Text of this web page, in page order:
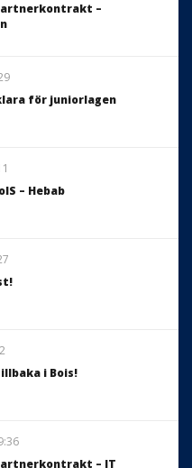
–
för juniorlagen
– Hebab
i Bois!
– IT